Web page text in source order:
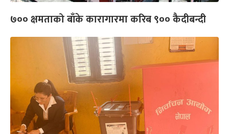
७०० क्षमताको बाँके कारागारमा करिब ९०० कैदीबन्दी